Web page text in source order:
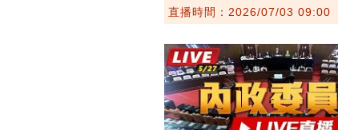
直播時間：2026/07/03 09:00